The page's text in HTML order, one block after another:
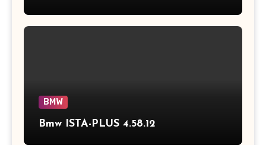
BMW
Bmw ISTA-PLUS 4.58.12